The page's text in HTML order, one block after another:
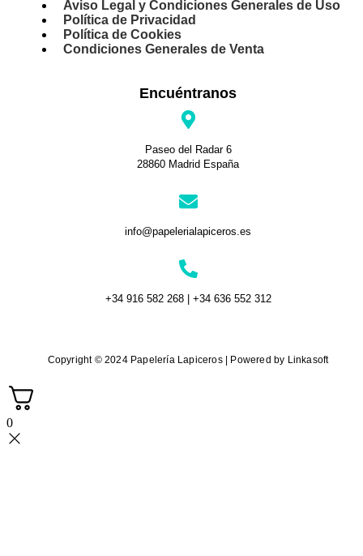
Aviso Legal y Condiciones Generales de Uso
Política de Privacidad
Política de Cookies
Condiciones Generales de Venta
Encuéntranos
Paseo del Radar 6
28860 Madrid España
info@papelerialapiceros.es
+34 916 582 268 | +34 636 552 312
Copyright © 2024 Papelería Lapiceros | Powered by Linkasoft
0